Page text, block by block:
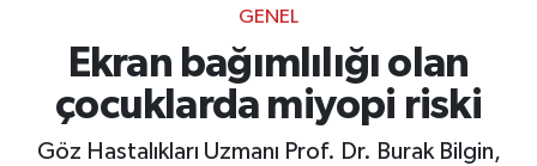
GENEL
Ekran bağımlılığı olan
çocuklarda miyopi riski
Göz Hastalıkları Uzmanı Prof. Dr. Burak Bilgin,